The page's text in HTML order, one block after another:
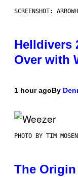
SCREENSHOT:
Helldivers
Over with
1 hour agoBy
PHOTO BY TIM
The